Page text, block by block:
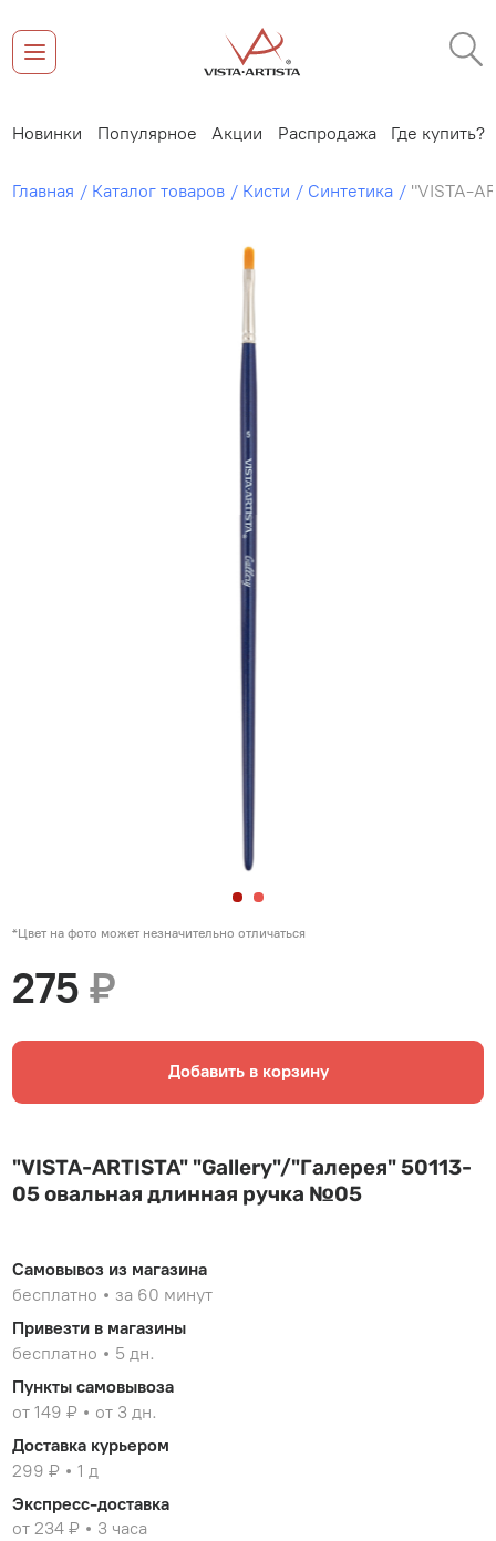
Новинки Популярное Акции Распродажа Где купить?
Главная Каталог товаров Кисти Синтетика "VISTA-
*Цвет на фото может незначительно отличаться
275₽
Добавить в корзину
"VISTA-ARTISTA" "Gallery"/"Галерея" 50113-
05 овальная длинная ручка №05
Самовывоз из магазина
бесплатно
за 60 минут
Привезти в магазины
бесплатно
5 дн.
Пункты самовывоза
от 149 ₽
от 3 дн.
Доставка курьером
299 ₽
1 д
Экспресс-доставка
от 234 ₽
3 часа